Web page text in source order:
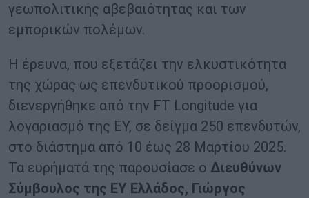
γεωπολιτικής αβεβαιότητας και των
εμπορικών πολέμων.
Η έρευνα, που εξετάζει την ελκυστικότητα
της χώρας ως επενδυτικού προορισμού,
διενεργήθηκε από την FT Longitude για
λογαριασμό της EY, σε δείγμα 250 επενδυτών,
στο διάστημα από 10 έως 28 Μαρτίου 2025.
Τα ευρήματά της παρουσίασε ο Διευθύνων
Σύμβουλος της ΕΥ Ελλάδος, Γιώργος